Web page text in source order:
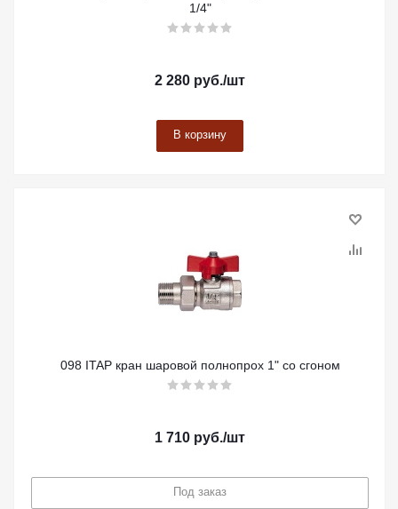
1/4"
2 280 руб./шт
В корзину
098 ITAP кран шаровой полнопрох 1" со сгоном
1 710 руб./шт
Под заказ